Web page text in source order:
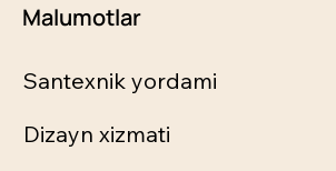
Malumotlar
Santexnik yordami
Dizayn xizmati